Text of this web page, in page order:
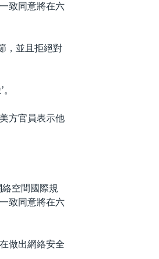
致同意將在六
，並且拒絕對
方官員表示他
空間國際規
致同意將在六
做出網絡安全